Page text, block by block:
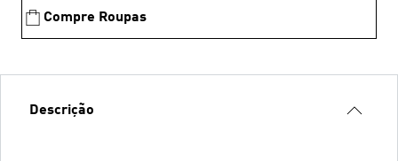
Compre Roupas
Descrição